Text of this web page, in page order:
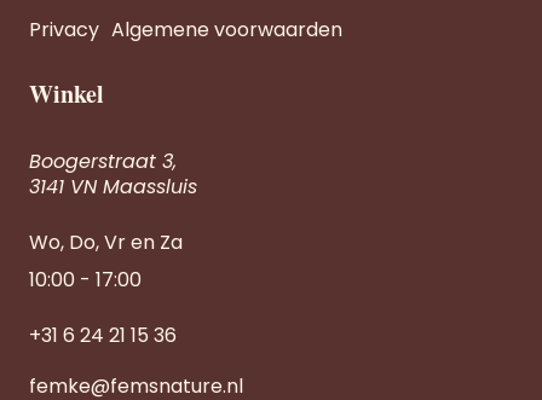
Privacy Algemene voorwaarden
Winkel
Boogerstraat 3,
3141 VN Maassluis
Wo, Do, Vr en Za
10:00 - 17:00
+31 6 24 21 15 36
femke@femsnature.nl